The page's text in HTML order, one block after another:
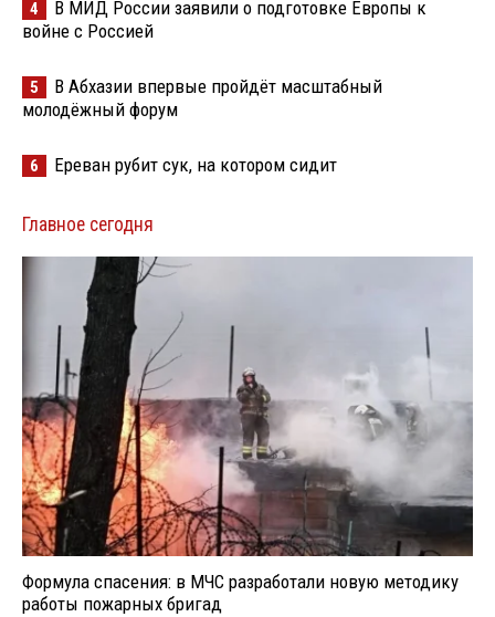
4
В МИД России заявили о подготовке Европы к
войне с Россией
5
В Абхазии впервые пройдёт масштабный
молодёжный форум
6 Ереван рубит сук, на котором сидит
Главное сегодня
Формула спасения: в МЧС разработали новую методику
работы пожарных бригад